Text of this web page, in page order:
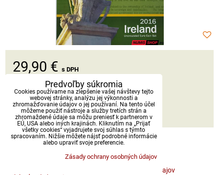
29,90 € s DPH
Dostupnosť:Skladom
ks DO KOŠÍKA
Zásady ochrany osobných údajov
Predvoľby súkromia
Cookies používame na zlepšenie vašej návštevy tejto
webovej stránky, analýzu jej výkonnosti a
zhromažďovanie údajov o jej používaní. Na tento účel
môžeme použiť nástroje a služby tretích strán a
zhromaždené údaje sa môžu preniesť k partnerom v
EÚ, USA alebo iných krajinách. Kliknutím na „Prijať
všetky cookies“ vyjadrujete svoj súhlas s týmto
spracovaním. Nižšie môžete nájsť podrobné informácie
alebo upraviť svoje preferencie.
Zásady ochrany osobných údajov